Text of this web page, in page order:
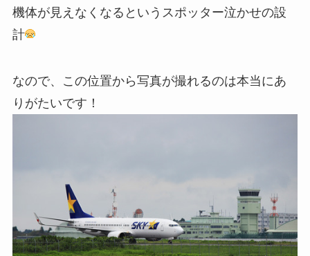
機体が見えなくなるというスポッター泣かせの設
計
なので、この位置から写真が撮れるのは本当にあ
りがたいです！